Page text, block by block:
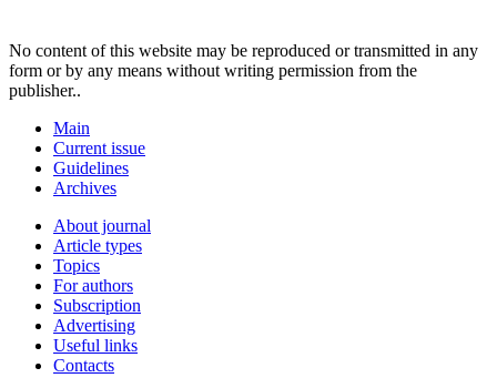
No content of this website may be reproduced or transmitted in any
form or by any means without writing permission from the
publisher..
Main
Current issue
Guidelines
Archives
About journal
Article types
Topics
For authors
Subscription
Advertising
Useful links
Contacts